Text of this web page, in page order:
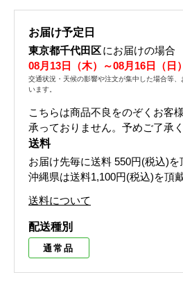
お届け予定日
東京都千代田区にお届けの場合
08月13日（木）～08月16日（日）
交通状況・天候の影響や注文が集中した場合等
います。
こちらは商品不良をのぞくお客
承っておりません。予めご了承
送料
お届け先毎に送料 550円(税込)を
沖縄県は送料1,100円(税込)を頂
送料について
配送種別
通常品